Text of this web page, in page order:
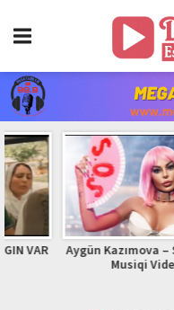
Aygün Kazımova –
Musiqi Videosu)